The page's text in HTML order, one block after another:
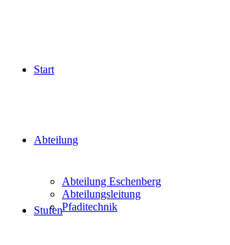
Start
Abteilung
Abteilung Eschenberg
Abteilungsleitung
Pfaditechnik
Stufen